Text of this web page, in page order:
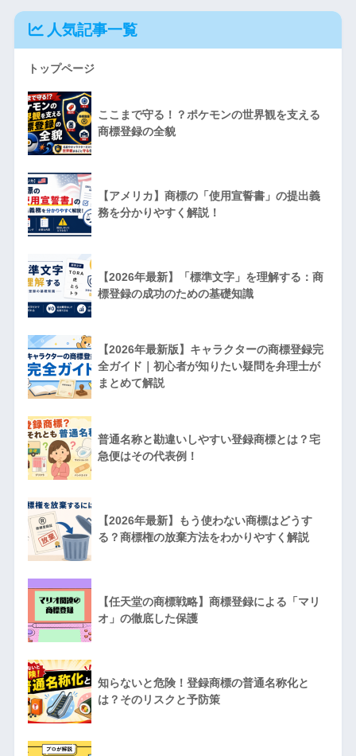
人気記事一覧
トップページ
ここまで守る！？ポケモンの世界観を支える
商標登録の全貌
【アメリカ】商標の「使用宣誓書」の提出義
務を分かりやすく解説！
【2026年最新】「標準文字」を理解する：商
標登録の成功のための基礎知識
【2026年最新版】キャラクターの商標登録完
全ガイド｜初心者が知りたい疑問を弁理士が
まとめて解説
普通名称と勘違いしやすい登録商標とは？宅
急便はその代表例！
【2026年最新】もう使わない商標はどうす
る？商標権の放棄方法をわかりやすく解説
【任天堂の商標戦略】商標登録による「マリ
オ」の徹底した保護
知らないと危険！登録商標の普通名称化と
は？そのリスクと予防策